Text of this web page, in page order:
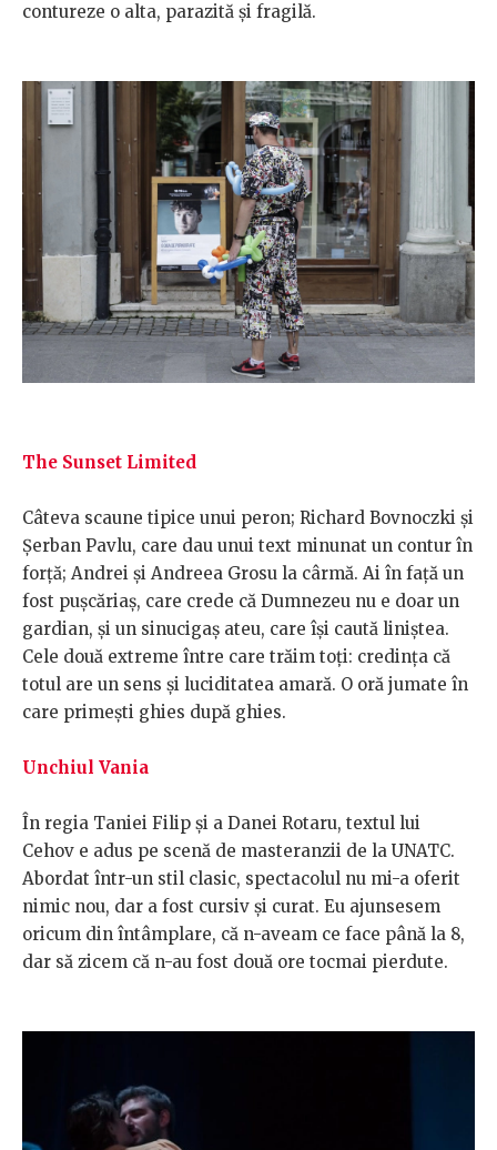
contureze o alta, parazită și fragilă.
The Sunset Limited
Câteva scaune tipice unui peron; Richard Bovnoczki și
Șerban Pavlu, care dau unui text minunat un contur în
forță; Andrei și Andreea Grosu la cârmă. Ai în față un
fost pușcăriaș, care crede că Dumnezeu nu e doar un
gardian, și un sinucigaș ateu, care își caută liniștea.
Cele două extreme între care trăim toți: credința că
totul are un sens și luciditatea amară. O oră jumate în
care primești ghies după ghies.
Unchiul Vania
În regia Taniei Filip și a Danei Rotaru, textul lui
Cehov e adus pe scenă de masteranzii de la UNATC.
Abordat într-un stil clasic, spectacolul nu mi-a oferit
nimic nou, dar a fost cursiv și curat. Eu ajunsesem
oricum din întâmplare, că n-aveam ce face până la 8,
dar să zicem că n-au fost două ore tocmai pierdute.